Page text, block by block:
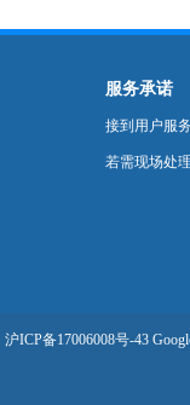
服务承诺
接到用户服
若需现场处
沪ICP备17006008号-43